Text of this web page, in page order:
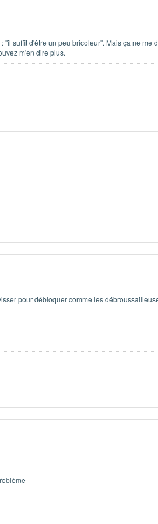
suffit d'être un peu bricoleur". Mais ça ne me
m'en dire plus.
pour débloquer comme les